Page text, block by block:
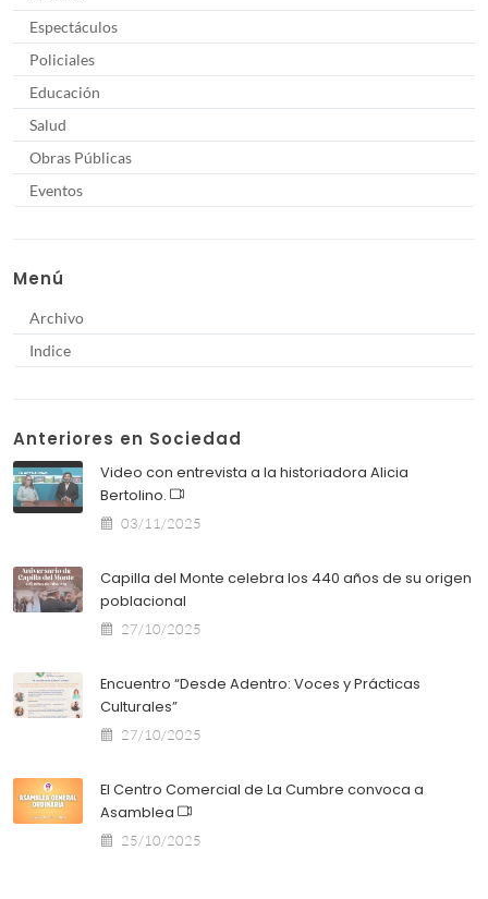
Espectáculos
Policiales
Educación
Salud
Obras Públicas
Eventos
Menú
Archivo
Indice
Anteriores en Sociedad
Video con entrevista a la historiadora Alicia
Bertolino.
03/11/2025
Capilla del Monte celebra los 440 años de su origen
poblacional
27/10/2025
Encuentro “Desde Adentro: Voces y Prácticas
Culturales”
27/10/2025
El Centro Comercial de La Cumbre convoca a
Asamblea
25/10/2025